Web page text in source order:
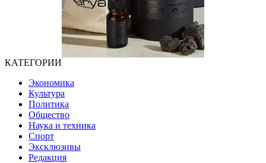
КАТЕГОРИИ
Экономика
Культура
Политика
Общество
Наука и техника
Спорт
Эксклюзивы
Редакция